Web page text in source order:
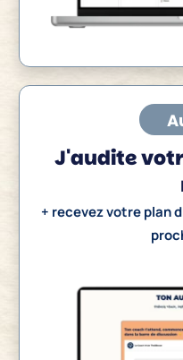
J'audite
+ recevez votre plan